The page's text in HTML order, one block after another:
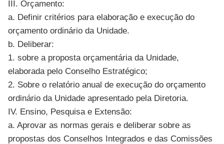
III. Orçamento:
a. Definir critérios para elaboração e execução do
orçamento ordinário da Unidade.
b. Deliberar:
1. sobre a proposta orçamentária da Unidade,
elaborada pelo Conselho Estratégico;
2. Sobre o relatório anual de execução do orçamento
ordinário da Unidade apresentado pela Diretoria.
IV. Ensino, Pesquisa e Extensão:
a. Aprovar as normas gerais e deliberar sobre as
propostas dos Conselhos Integrados e das Comissões